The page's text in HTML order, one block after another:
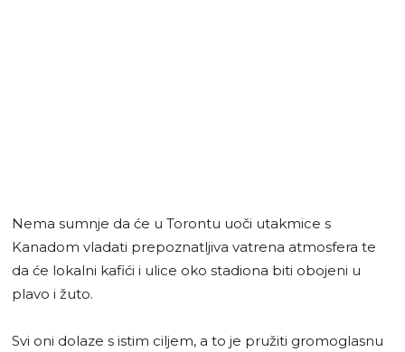
Nema sumnje da će u Torontu uoči utakmice s
Kanadom vladati prepoznatljiva vatrena atmosfera te
da će lokalni kafići i ulice oko stadiona biti obojeni u
plavo i žuto.
Svi oni dolaze s istim ciljem, a to je pružiti gromoglasnu